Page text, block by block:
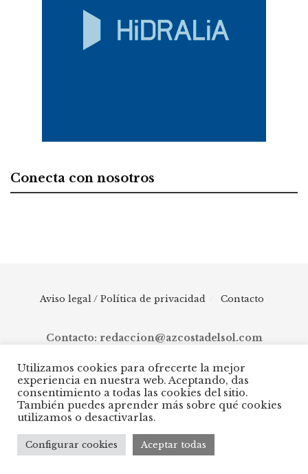
Conecta con nosotros
Aviso legal / Política de privacidad Contacto
Contacto: redaccion@azcostadelsol.com
© 2025 AZ Costa del Sol - Diario digital de Málaga capital hasta
Manilva, pasando por Torremolinos, Benalmádena, Fuengirola,
Mijas, Ojén, Marbella, Istán, Benahavís, Estepona y Casares.
Utilizamos cookies para ofrecerte la mejor
experiencia en nuestra web. Aceptando, das
consentimiento a todas las cookies del sitio.
También puedes aprender más sobre qué cookies
utilizamos o desactivarlas.
Configurar cookies Aceptar todas